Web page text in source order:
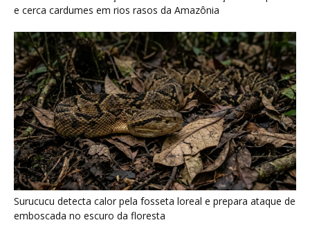
Últimas noticias
Araponga combina caixa torácica adaptada e
canto metálico para alcançar a...
7 de agosto de 2026
“A chuva carrega um inventário da copa”: o
método que encontrou...
7 de agosto de 2026